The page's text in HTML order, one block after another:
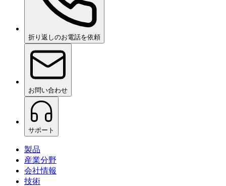
折り返しのお電話を依頼
お問い合わせ
サポート
製品
産業分野
会社情報
技術